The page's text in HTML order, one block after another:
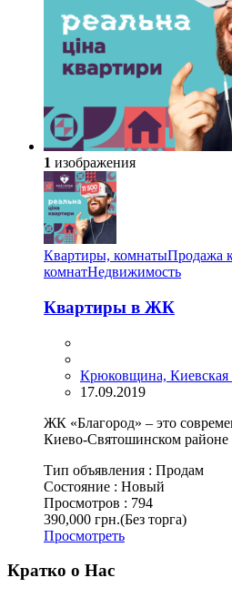
1 изображения
Квартиры, комнатыПродажа
комнатНедвижимость
Квартиры в ЖК
Крюковщина, Киевская
17.09.2019
ЖК «Благород» – это
Киево-Святошинском
Тип объявления : Продам
Состояние : Новый
Просмотров : 794
390,000 грн.(Без торга)
Просмотреть
Кратко о Нас